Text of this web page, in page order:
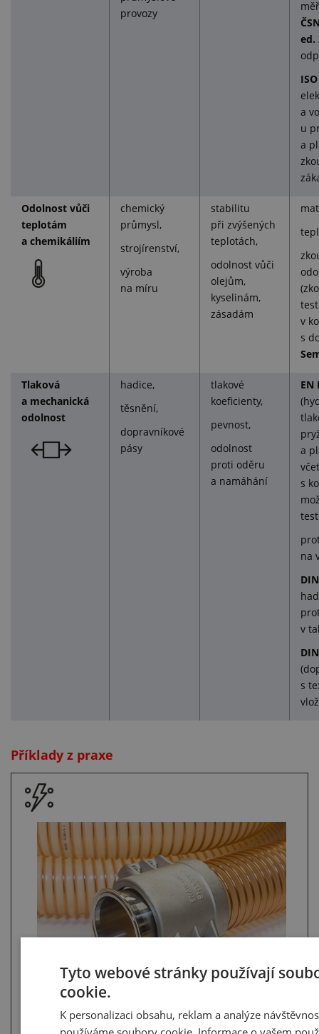
provozy
ed.
a
u
a
Odolnost vůči
teplotám
a chemikáliím
chemický
průmysl,
strojírenství,
výroba
na míru
stabilitu
při zvýšených
teplotách,
odolnost vůči
olejům,
kyselinám,
zásadám
v
s
Tlaková
a mechanická
odolnost
hadice,
těsnění,
dopravníkové
pásy
tlakové
koeficienty,
pevnost,
odolnost
proti oděru
a namáhání
EN
a
s
na
v
s
Příklady z praxe
Při přepravě suchého prášku začala obsluha
Tyto webové stránky používají
cookie.
K personalizaci obsahu, reklam a analýze